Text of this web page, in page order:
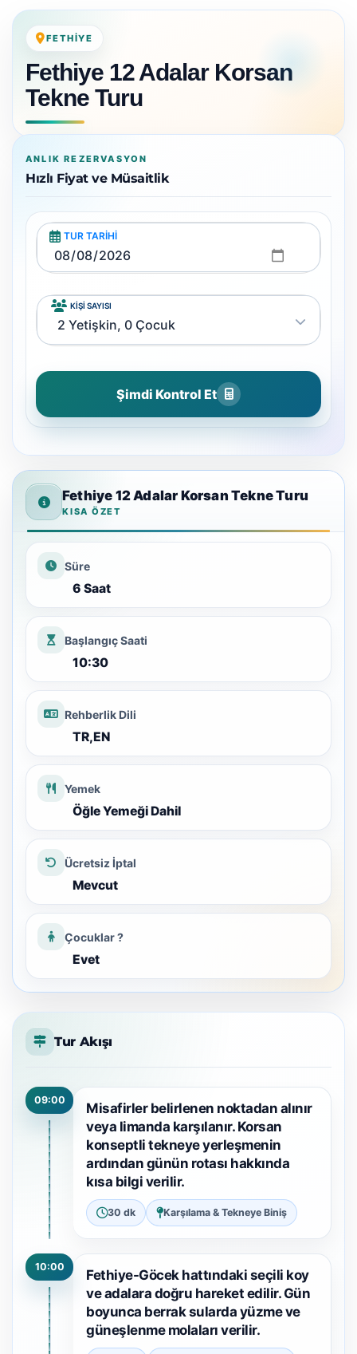
FETHIYE
Fethiye 12 Adalar Korsan
Tekne Turu
ANLIK REZERVASYON
Hızlı Fiyat ve Müsaitlik
TUR TARIHI
KIŞI SAYISI
Şimdi Kontrol Et
Fethiye 12 Adalar Korsan Tekne Turu
KISA ÖZET
Süre
6 Saat
Başlangıç Saati
10:30
Rehberlik Dili
TR,EN
Yemek
Öğle Yemeği Dahil
Ücretsiz İptal
Mevcut
Çocuklar ?
Evet
Tur Akışı
09:00
Misafirler belirlenen noktadan alınır
veya limanda karşılanır. Korsan
konseptli tekneye yerleşmenin
ardından günün rotası hakkında
kısa bilgi verilir.
30 dk Karşılama & Tekneye Biniş
10:00
Fethiye-Göcek hattındaki seçili koy
ve adalara doğru hareket edilir. Gün
boyunca berrak sularda yüzme ve
güneşlenme molaları verilir.